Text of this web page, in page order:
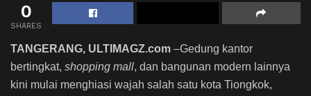
0
SHARES
TANGERANG, ULTIMAGZ.com –Gedung kantor
bertingkat, shopping mall, dan bangunan modern lainnya
kini mulai menghiasi wajah salah satu kota Tiongkok,